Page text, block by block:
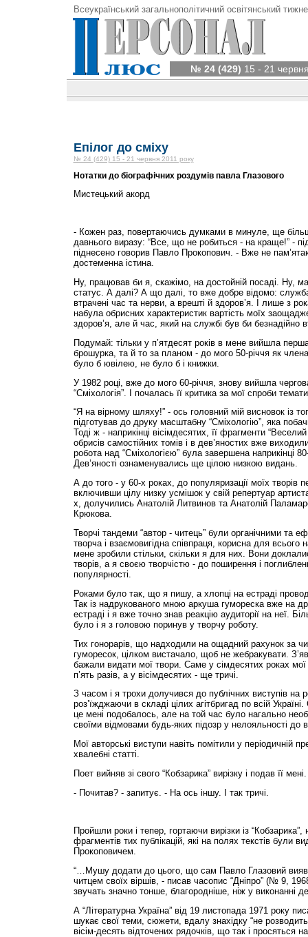
Всеукраїнський загальнополітичний освітянський
№ 24 (429) 15 - 21
Епілог до сміху
№ 24 (429) 15 - 21 червня 2011 року
Нотатки до біографічних роздумів павла Глазового
Мистецький акорд
- Кожен раз, повертаючись думками в минуле, ще
давнього виразу: “Все, що не робиться - на краще!” -
піднесено говорив Павло Прокопович. - Вже не
достеменна істина.
Ну, працював би я, скажімо, на достойній посаді. Ну,
статус. А далі? А що далі, то вже добре відомо: служба
втрачені час та нерви, а врешті й здоров’я. І лише з
набула обрисних характеристик вартість моїх
здоров’я, але й час, який на службі був би безнадійно
Подумай: тільки у п’ятдесят років в мене вийшла
брошурка, та й то за планом - до мого 50-річчя як
було б ювілею, не було б і книжки.
У 1982 році, вже до мого 60-річчя, знову вийшла
“Сміхологія”. І почалась її критика за мої спроби
“Я на вірному шляху!” - ось головний мій висновок із
підготував до друку масштабну “Сміхологію”, яка
Тоді ж - наприкінці вісімдесятих, її фрагменти
обрисів самостійних томів і в дев’яностих вже
робота над “Сміхологією” була завершена наприкінці
Дев’яності ознаменувались ще цілою низкою видань.
А до того - у 60-х роках, до популяризації моїх
включивши цілу низку усмішок у свій репертуар
х, долучились Анатолій Литвинов та Анатолій
Крюкова.
Творчі тандеми “автор - читець” були органічними та
творча і взаємовигідна співпраця, корисна для всього
мене зробили стільки, скільки я для них. Вони
творів, а я своєю творчістю - до поширення і
популярності.
Роками було так, що я пишу, а хлопці на естраді
Так із надрукованого мною аркуша гумореска вже на
естраді і я вже точно знав реакцію аудиторії на неї.
було і я з головою поринув у творчу роботу.
Тих гонорарів, що надходили на ощадний рахунок за
гуморесок, цілком вистачало, щоб не жебракувати.
бажали видати мої твори. Саме у сімдесятих роках
п’ять разів, а у вісімдесятих - ще тричі.
З часом і я трохи долучився до публічних виступів на
роз’їжджаючи в складі цілих агітбригад по всій
це мені подобалось, але на той час було нагально
своїми відмовами будь-яких підозр у нелояльності до
Мої авторські виступи навіть помітили у періодичній
хвалебні статті.
Поет вийняв зі свого “Кобзарика” вирізку і подав її мені.
- Почитав? - запитує. - На ось іншу. І так тричі.
Пройшли роки і тепер, гортаючи вирізки із
фрагментів тих публікацій, які на полях текстів були
Прокоповичем.
“…Мушу додати до цього, що сам Павло Глазовий
читцем своїх віршів, - писав часопис “Дніпро” (№ 9,
звучать значно тонше, благородніше, ніж у виконанні
А “Літературна Україна” від 19 листопада 1971 року
шукає свої теми, сюжети, вдалу знахідку “не
вісім-десять відточених рядочків, що так і просяться